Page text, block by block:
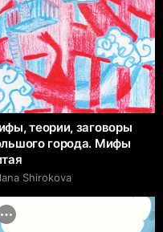
теории, заговоры
города. Мифы
Shirokova